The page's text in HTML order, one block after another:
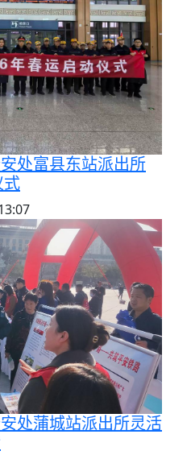
处富县东站派出所
式
处蒲城站派出所灵活